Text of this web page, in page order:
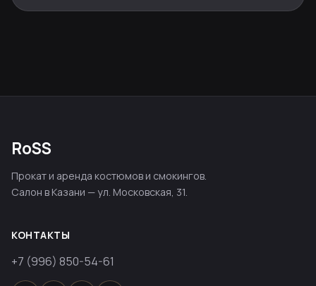
RoSS
Прокат и аренда костюмов и смокингов.
Салон в Казани — ул. Московская, 31.
КОНТАКТЫ
+7 (996) 850-54-61